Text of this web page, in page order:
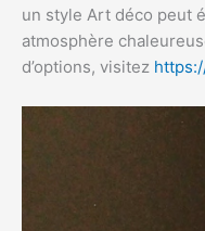
un style Art déco peut
atmosphère
d’options, visitez